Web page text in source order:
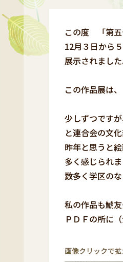
この度 「第五
12月３日から
展示されまし
この作品展は
少しずつです
と連合会の文化
昨年と思うと
多く感じられ
数多く学区の
私の作品も鯱
ＰＤＦの所に
画像クリックで